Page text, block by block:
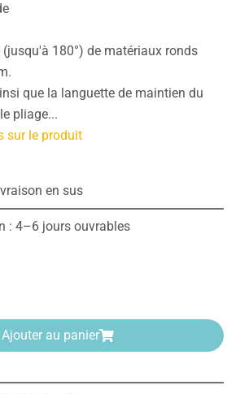
(jusqu'à 180°) de matériaux ronds
que la languette de maintien du
pliage...
sur le produit
en sus
: 4–6 jours ouvrables
: Entrez la quantité
Ajouter au panier